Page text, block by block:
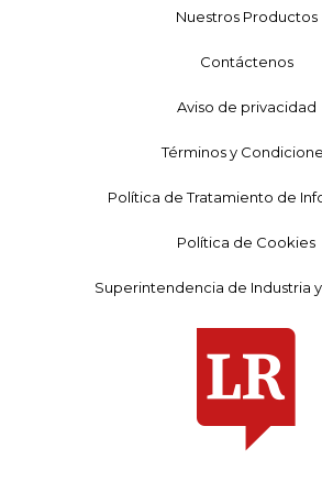
Nuestros Productos
Contáctenos
Aviso de privacidad
Términos y
Política de Tratamiento de
Política de Cookies
Superintendencia de Industria